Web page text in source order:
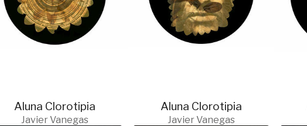
Aluna Clorotipia
Javier Vanegas
Aluna Clorotipia
Javier Vanegas